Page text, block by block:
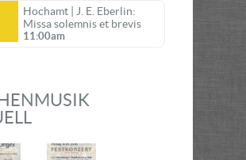
Hochamt | J. E. Eberlin:
Missa solemnis et brevis
11:00am